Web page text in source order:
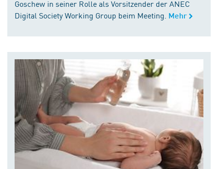
Goschew in seiner Rolle als Vorsitzender der ANEC
Digital Society Working Group beim Meeting. Mehr